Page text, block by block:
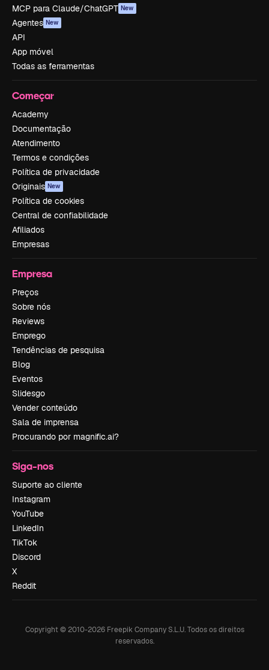
MCP para Claude/ChatGPT New
Agentes New
API
App móvel
Todas as ferramentas
Começar
Academy
Documentação
Atendimento
Termos e condições
Política de privacidade
Originais New
Política de cookies
Central de confiabilidade
Afiliados
Empresas
Empresa
Preços
Sobre nós
Reviews
Emprego
Tendências de pesquisa
Blog
Eventos
Slidesgo
Vender conteúdo
Sala de imprensa
Procurando por magnific.ai?
Siga-nos
Suporte ao cliente
Instagram
YouTube
LinkedIn
TikTok
Discord
X
Reddit
Copyright © 2010-2026Freepik Company S.L.U. Todos os direitos
reservados.